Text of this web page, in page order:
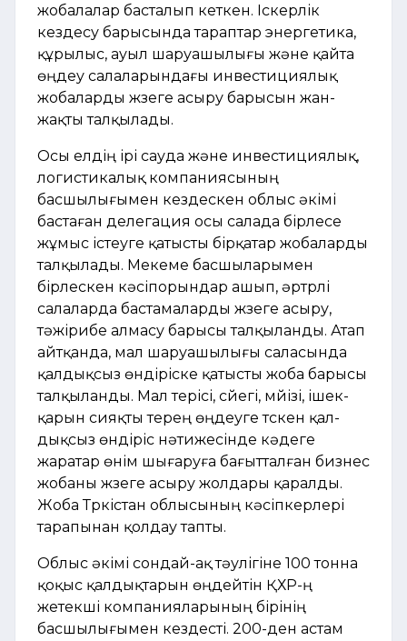
жобалалар басталып кеткен. Іскерлік
кездесу барысында тараптар энергетика,
құрылыс, ауыл шаруашылығы және қайта
өңдеу салаларындағы инвестициялық
жобаларды жүзеге асыру барысын жан-
жақты талқылады.
Осы елдің ірі сауда және инвестициялық,
логистикалық компаниясының
басшылығымен кездескен облыс әкімі
бастаған делегация осы салада бірлесе
жұмыс істеуге қатысты бірқатар жобаларды
талқылады. Мекеме басшыларымен
бірлескен кәсіпорындар ашып, әртүрлі
салаларда бастамаларды жүзеге асыру,
тәжірибе алмасу барысы талқыланды. Атап
айтқанда, мал шаруашылығы саласында
қал­дықсыз өндіріске қатысты жоба барысы
талқыланды. Мал терісі, сүйегі, мүйізі, ішек-
қарын сияқ­ты терең өңдеуге түскен қал­
дықсыз өндіріс нәтижесінде кәдеге
жаратар өнім шығаруға бағытталған бизнес
жобаны жүзеге асыру жолдары қаралды.
Жоба Түркістан облысының кәсіпкерлері
тарапынан қолдау тапты.
Облыс әкімі сондай-ақ тәулігіне 100 тонна
қоқыс қалдықтарын өңдейтін ҚХР-ң
жетекші компанияларының бірінің
басшылығымен кездесті. 200-ден астам